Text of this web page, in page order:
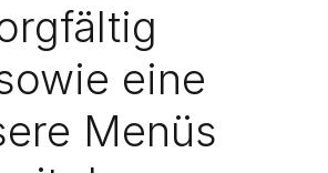
eine
Menüs